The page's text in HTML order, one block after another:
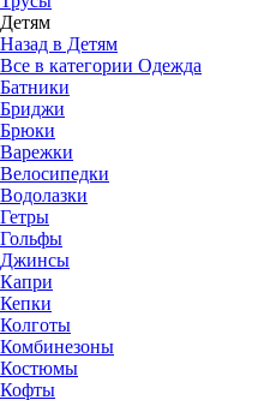
Детям
Назад в Детям
Все в категории Одежда
Батники
Бриджи
Брюки
Варежки
Велосипедки
Водолазки
Гетры
Гольфы
Джинсы
Капри
Кепки
Колготы
Комбинезоны
Костюмы
Кофты